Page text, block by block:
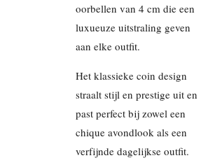
oorbellen van 4 cm die een
luxueuze uitstraling geven
aan elke outfit.
Het klassieke coin design
straalt stijl en prestige uit en
past perfect bij zowel een
chique avondlook als een
verfijnde dagelijkse outfit.